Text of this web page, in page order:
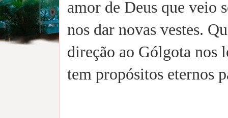
amor de Deus que veio
nos dar novas vestes.
direção ao Gólgota nos
tem propósitos eternos